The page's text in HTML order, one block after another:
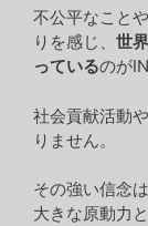
不公平なこと
りを感じ、 世
っているのが
社会貢献活動
りません。
その強い信念
大きな原動力